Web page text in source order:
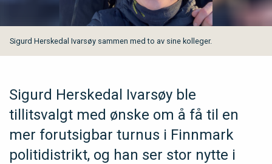
Sigurd Herskedal Ivarsøy sammen med to av sine kolleger.
Sigurd Herskedal Ivarsøy ble
tillitsvalgt med ønske om å få til en
mer forutsigbar turnus i Finnmark
politidistrikt, og han ser stor nytte i